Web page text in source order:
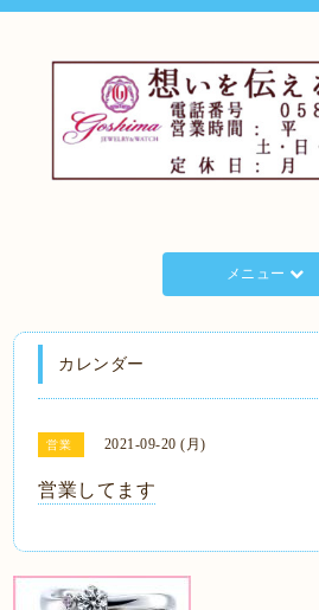
メニュー
カレンダー
営業 2021-09-20 (月)
営業してます